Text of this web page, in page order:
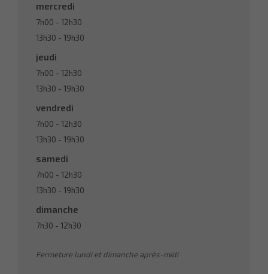
mercredi
7h00 - 12h30
13h30 - 19h30
jeudi
7h00 - 12h30
13h30 - 19h30
vendredi
7h00 - 12h30
13h30 - 19h30
samedi
7h00 - 12h30
13h30 - 19h30
dimanche
7h30 - 12h30
Fermeture lundi et dimanche après-midi